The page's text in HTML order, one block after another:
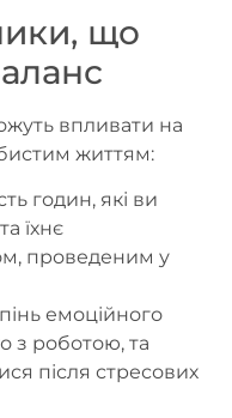
що
впливати на
життям:
годин, які ви
їхнє
проведеним у
емоційного
з роботою, та
після стресових